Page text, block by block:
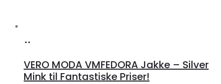
Klædeskabet.dk
VERO MODA VMFEDORA Jakke – Silver
Mink til Fantastiske Priser!